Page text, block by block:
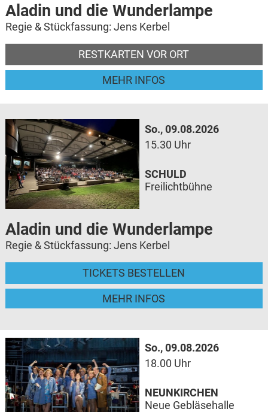
Aladin und die Wunderlampe
Regie & Stückfassung: Jens Kerbel
RESTKARTEN VOR ORT
MEHR INFOS
So., 09.08.2026
15.30 Uhr
Aladin und die Wunderlampe
Regie & Stückfassung: Jens Kerbel
TICKETS BESTELLEN
MEHR INFOS
SCHULD
Freilichtbühne
So., 09.08.2026
18.00 Uhr
NEUNKIRCHEN
Neue Gebläsehalle